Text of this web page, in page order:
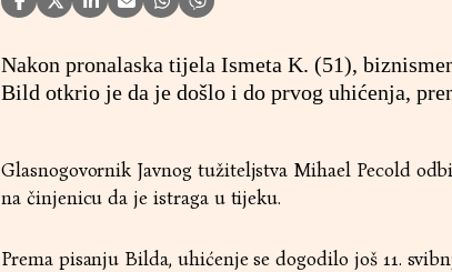
Nakon pronalaska tijela Ismeta K. (51),
Bild otkrio je da je došlo i do prvog uhićenja,
Glasnogovornik Javnog tužiteljstva Mihael Pecold
na činjenicu da je istraga u tijeku.
Prema pisanju Bilda, uhićenje se dogodilo još 11.